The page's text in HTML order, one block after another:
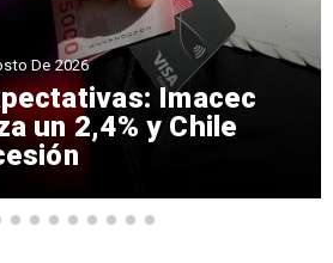
Imacec
un 2,4% y Chile
De 2026